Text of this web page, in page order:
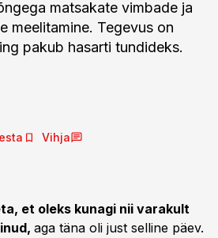
matsakate vimbade ja
meelitamine. Tegevus on
pakub hasarti tundideks.
Vihja
et oleks kunagi nii varakult
aga täna oli just selline päev.